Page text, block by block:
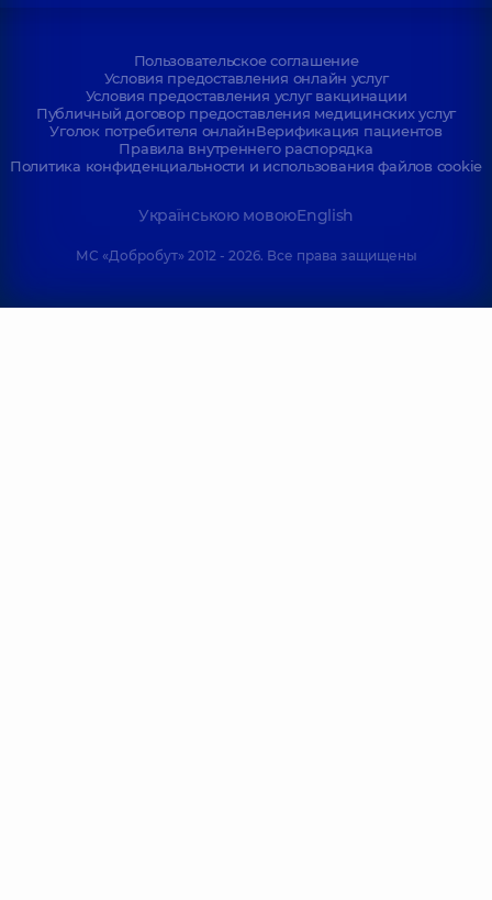
Пользовательское соглашение
Условия предоставления онлайн услуг
Условия предоставления услуг вакцинации
Публичный договор предоставления медицинских услуг
Уголок потребителя онлайнВерификация пациентов
Правила внутреннего распорядка
Политика конфиденциальности и использования файлов cookie
Українською мовоюEnglish
МС «Добробут» 2012 - 2026. Все права защищены